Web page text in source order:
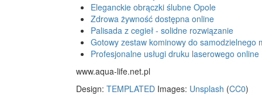
Eleganckie obrączki ślubne Opole
Zdrowa żywność dostępna online
Palisada z cegieł - solidne rozwiązanie
Gotowy zestaw kominowy do samodzielnego
Profesjonalne usługi druku laserowego online
www.aqua-life.net.pl
Design: TEMPLATED Images: Unsplash (CC0)